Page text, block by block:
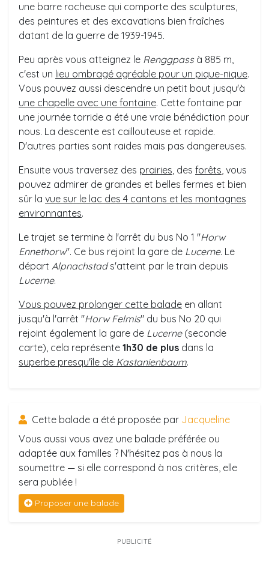
une barre rocheuse qui comporte des sculptures,
des peintures et des excavations bien fraîches
datant de la guerre de 1939-1945.
Peu après vous atteignez le Renggpass à 885 m,
c'est un lieu ombragé agréable pour un pique-nique.
Vous pouvez aussi descendre un petit bout jusqu'à
une chapelle avec une fontaine. Cette fontaine par
une journée torride a été une vraie bénédiction pour
nous. La descente est caillouteuse et rapide.
D'autres parties sont raides mais pas dangereuses.
Ensuite vous traversez des prairies, des forêts, vous
pouvez admirer de grandes et belles fermes et bien
sûr la vue sur le lac des 4 cantons et les montagnes
environnantes.
Le trajet se termine à l'arrêt du bus No 1 "Horw
Ennethorw". Ce bus rejoint la gare de Lucerne. Le
départ Alpnachstads'atteint par le train depuis
Lucerne.
Vous pouvez prolonger cette balade en allant
jusqu'à l'arrêt "Horw Felmis" du bus No 20 qui
rejoint également la gare de Lucerne (seconde
carte), cela représente 1h30 de plus dans la
superbe presqu'île de Kastanienbaum.
Cette balade a été proposée par Jacqueline
Vous aussi vous avez une balade préférée ou
adaptée aux familles ? N'hésitez pas à nous la
soumettre — si elle correspond à nos critères, elle
sera publiée !
Proposer une balade
PUBLICITÉ